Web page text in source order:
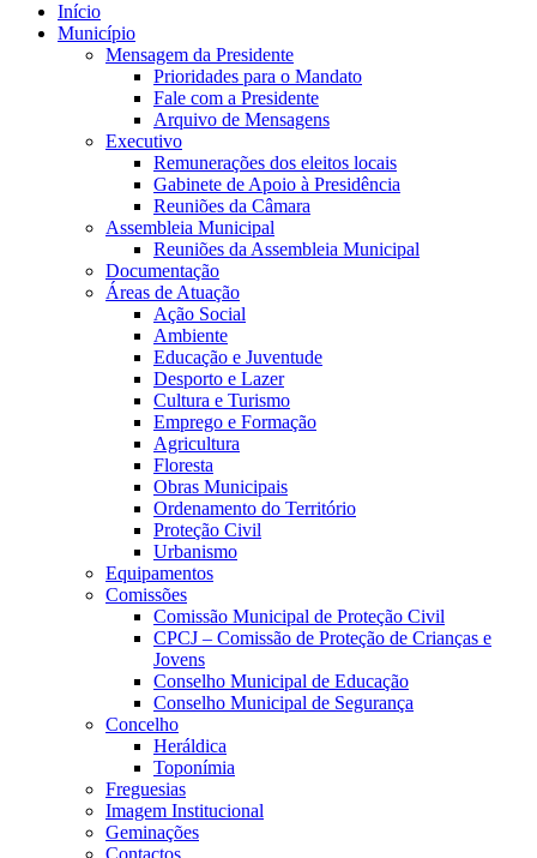
Início
Município
Mensagem da Presidente
Prioridades para o Mandato
Fale com a Presidente
Arquivo de Mensagens
Executivo
Remunerações dos eleitos locais
Gabinete de Apoio à Presidência
Reuniões da Câmara
Assembleia Municipal
Reuniões da Assembleia Municipal
Documentação
Áreas de Atuação
Ação Social
Ambiente
Educação e Juventude
Desporto e Lazer
Cultura e Turismo
Emprego e Formação
Agricultura
Floresta
Obras Municipais
Ordenamento do Território
Proteção Civil
Urbanismo
Equipamentos
Comissões
Comissão Municipal de Proteção Civil
CPCJ – Comissão de Proteção de Crianças e
Jovens
Conselho Municipal de Educação
Conselho Municipal de Segurança
Concelho
Heráldica
Toponímia
Freguesias
Imagem Institucional
Geminações